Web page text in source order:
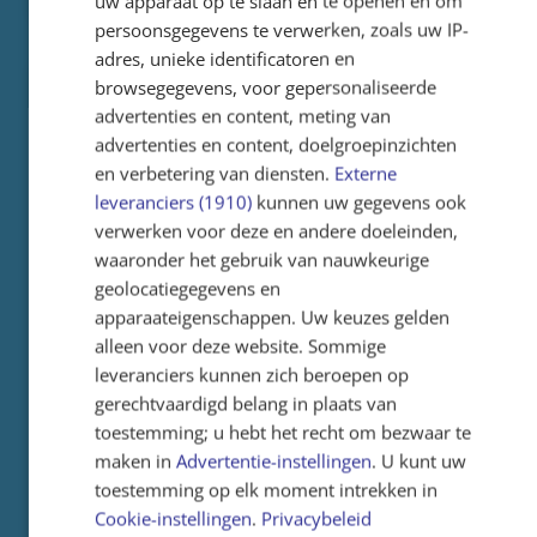
Eerste boekenruilbeurs
groot succes!
10-07-2025
Zoekboeken, graphic novels, delen uit de
Harry Potterserie en prentenboeken. Vlak
voor het einde van het schooljaar hebben de
leerlingen van de Liduinaschool maar liefst
360 uitgelezen boeken gedoneerd aan de
eerste ruilbeurs op school. Iedereen ging met
een ‘nieuw’ exemplaar naar huis, handig voor
de vakantie!
Lees meer
persoonsgegevens te verwerken, zoals uw IP-
adres, unieke identificatoren en
browsegegevens, voor gepersonaliseerde
advertenties en content, meting van
advertenties en content, doelgroepinzichten
en verbetering van diensten. Externe
leveranciers (1910)kunnen uw gegevens ook
verwerken voor deze en andere doeleinden,
waaronder het gebruik van nauwkeurige
geolocatiegegevens en
apparaateigenschappen. Uw keuzes gelden
alleen voor deze website. Sommige
leveranciers kunnen zich beroepen op
gerechtvaardigd belang in plaats van
toestemming; u hebt het recht om bezwaar te
maken in Advertentie-instellingen. U kunt uw
toestemming op elk moment intrekken in
Cookie-instellingen. Privacybeleid